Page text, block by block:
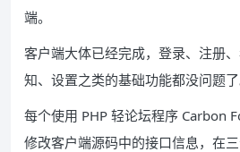
端。
客户端大体已经完成，登录、注册
知、设置之类的基础功能都没问题了
每个使用 PHP 轻论坛程序 Carbon
修改客户端源码中的接口信息，在